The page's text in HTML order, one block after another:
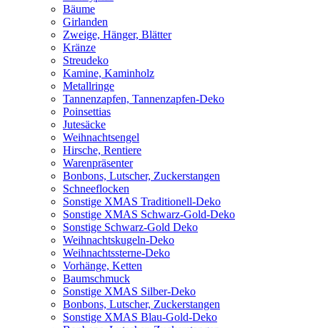
Bäume
Girlanden
Zweige, Hänger, Blätter
Kränze
Streudeko
Kamine, Kaminholz
Metallringe
Tannenzapfen, Tannenzapfen-Deko
Poinsettias
Jutesäcke
Weihnachtsengel
Hirsche, Rentiere
Warenpräsenter
Bonbons, Lutscher, Zuckerstangen
Schneeflocken
Sonstige XMAS Traditionell-Deko
Sonstige XMAS Schwarz-Gold-Deko
Sonstige Schwarz-Gold Deko
Weihnachtskugeln-Deko
Weihnachtssterne-Deko
Vorhänge, Ketten
Baumschmuck
Sonstige XMAS Silber-Deko
Bonbons, Lutscher, Zuckerstangen
Sonstige XMAS Blau-Gold-Deko